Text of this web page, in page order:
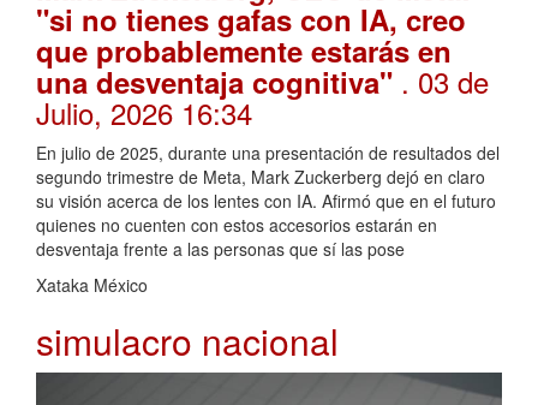
"si no tienes gafas con IA, creo
que probablemente estarás en
una desventaja cognitiva" . 03 de
Julio, 2026 16:34
En julio de 2025, durante una presentación de resultados del
segundo trimestre de Meta, Mark Zuckerberg dejó en claro
su visión acerca de los lentes con IA. Afirmó que en el futuro
quienes no cuenten con estos accesorios estarán en
desventaja frente a las personas que sí las pose
Xataka México
simulacro nacional